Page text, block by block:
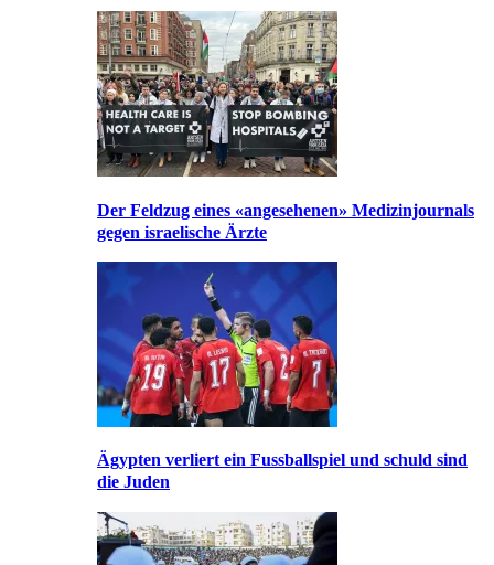
Der Feldzug eines «angesehenen» Medizinjournals
gegen israelische Ärzte
Ägypten verliert ein Fussballspiel und schuld sind
die Juden